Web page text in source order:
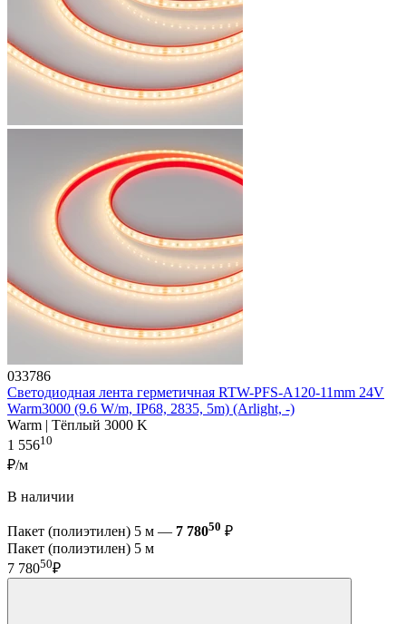
033786
Светодиодная лента герметичная RTW-PFS-A120-11mm 24V
Warm3000 (9.6 W/m, IP68, 2835, 5m) (Arlight, -)
Warm | Тёплый 3000 K
1 55610
₽/м
В наличии
Пакет (полиэтилен) 5 м — 7 78050 ₽
Пакет (полиэтилен) 5 м
7 78050₽